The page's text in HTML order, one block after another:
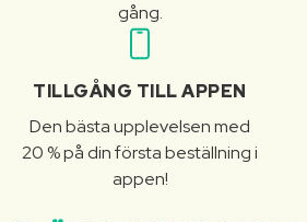
gång.
TILLGÅNG TILL APPEN
Den bästa upplevelsen med
20 % på din första beställning i
appen!